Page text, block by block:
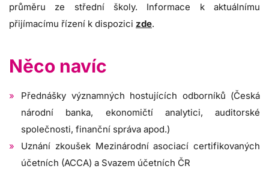
průměru ze střední školy. Informace k aktuálnímu
přijímacímu řízení k dispozici zde.
Něco navíc
Přednášky významných hostujících odborníků (Česká
národní banka, ekonomičtí analytici, auditorské
společnosti, finanční správa apod.)
Uznání zkoušek Mezinárodní asociací certifikovaných
účetních (ACCA) a Svazem účetních ČR